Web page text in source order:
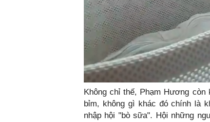
Không chỉ thế, Phạm Hương
bỉm, không gì khác đó chính là
nhập hội "bò sữa". Hội những